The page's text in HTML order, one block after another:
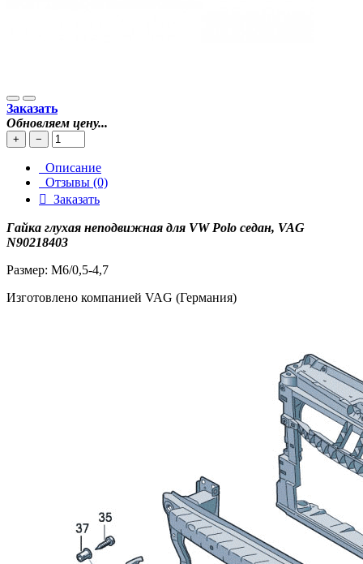
Заказать
Обновляем цену...
+ −
Описание
Отзывы (0)
Заказать
Гайка глухая неподвижная для VW Polo седан, VAG
N90218403
Размер: M6/0,5-4,7
Изготовлено компанией VAG (Германия)